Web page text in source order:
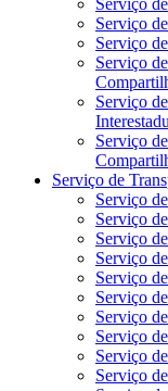
Serviço
Serviço
Serviço
Serviço
Serviço
Serviço
Serviço de
Serviço
Serviço
Serviço
Serviço
Serviço
Serviço
Serviço
Serviço
Serviço
Serviço